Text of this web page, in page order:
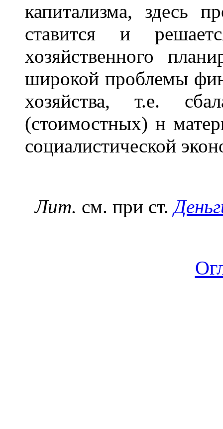
капитализма, здесь
ставится и
хозяйственного
широкой проблемы
хозяйства, т.е.
(стоимостных) н
социалистической
Лит. см. при ст.